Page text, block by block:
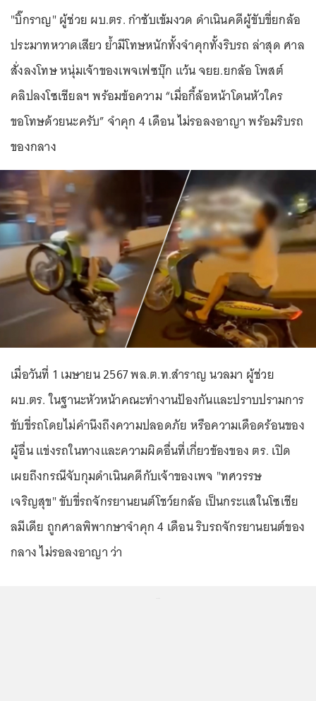
"บิ๊กราญ" ผู้ช่วย ผบ.ตร. กำชับเข้มงวด ดำเนินคดีผู้ขับขี่ยกล้อ
ประมาทหวาดเสียว ย้ำมีโทษหนักทั้งจำคุกทั้งริบรถ ล่าสุด ศาล
สั่งลงโทษ หนุ่มเจ้าของเพจเฟซบุ๊ก แว้น จยย.ยกล้อ โพสต์
คลิปลงโซเชียลฯ พร้อมข้อความ “เมื่อกี้ล้อหน้าโดนหัวใคร
ขอโทษด้วยนะครับ” จำคุก 4 เดือน ไม่รอลงอาญา พร้อมริบรถ
ของกลาง
เมื่อวันที่ 1 เมษายน 2567 พล.ต.ท.สำราญ นวลมา ผู้ช่วย
ผบ.ตร. ในฐานะหัวหน้าคณะทำงานป้องกันและปราบปรามการ
ขับขี่รถโดยไม่คำนึงถึงความปลอดภัย หรือความเดือดร้อนของ
ผู้อื่น แข่งรถในทางและความผิดอื่นที่เกี่ยวข้องของ ตร. เปิด
เผยถึงกรณีจับกุมดำเนินคดีกับเจ้าของเพจ "ทศวรรษ
เจริญสุข" ขับขี่รถจักรยานยนต์โชว์ยกล้อ เป็นกระแสในโซเชีย
ลมีเดีย ถูกศาลพิพากษาจำคุก 4 เดือน ริบรถจักรยานยนต์ของ
กลาง ไม่รอลงอาญา ว่า